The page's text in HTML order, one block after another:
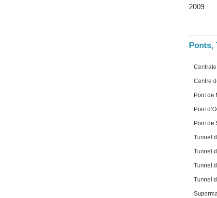
2009
Ponts,
Centre
Pont
Pont
Pont
Tunnel
Tunnel
Tunnel
Tunnel